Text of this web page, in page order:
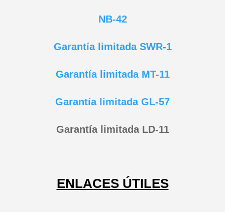
NB-42
Garantía limitada SWR-1
Garantía limitada MT-11
Garantía limitada GL-57
Garantía limitada LD-11
ENLACES ÚTILES